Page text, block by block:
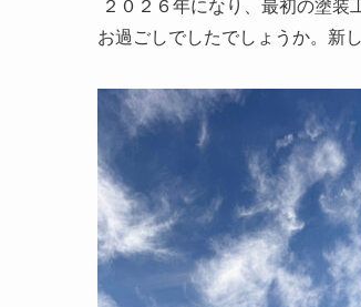
２０２６年になり、最初の塗
お過ごしでしたでしょうか。新